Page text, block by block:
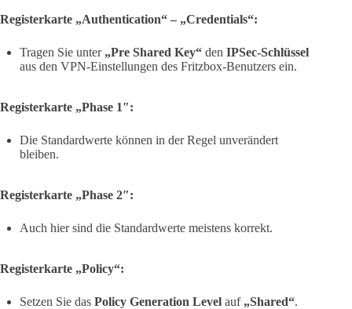
Registerkarte „Authentication“ – „Credentials“:
Tragen Sie unter „Pre Shared Key“ den IPSec-Schlüssel
aus den VPN-Einstellungen des Fritzbox-Benutzers ein.
Registerkarte „Phase 1″:
Die Standardwerte können in der Regel unverändert
bleiben.
Registerkarte „Phase 2″:
Auch hier sind die Standardwerte meistens korrekt.
Registerkarte „Policy“:
Setzen Sie das Policy Generation Level auf „Shared“.